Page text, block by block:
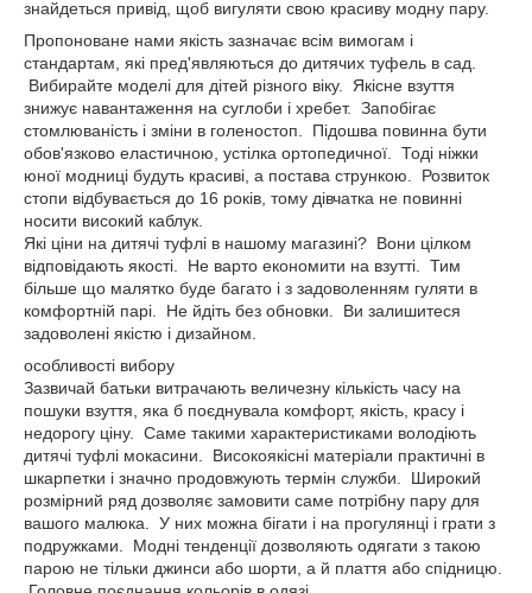
знайдеться привід, щоб вигуляти свою красиву модну пару.
Пропоноване нами якість зазначає всім вимогам і
стандартам, які пред'являються до дитячих туфель в сад.
Вибирайте моделі для дітей різного віку. Якісне взуття
знижує навантаження на суглоби і хребет. Запобігає
стомлюваність і зміни в голеностоп. Підошва повинна бути
обов'язково еластичною, устілка ортопедичної. Тоді ніжки
юної модниці будуть красиві, а постава стрункою. Розвиток
стопи відбувається до 16 років, тому дівчатка не повинні
носити високий каблук.
Які ціни на дитячі туфлі в нашому магазині? Вони цілком
відповідають якості. Не варто економити на взутті. Тим
більше що малятко буде багато і з задоволенням гуляти в
комфортній парі. Не йдіть без обновки. Ви залишитеся
задоволені якістю і дизайном.
особливості вибору
Зазвичай батьки витрачають величезну кількість часу на
пошуки взуття, яка б поєднувала комфорт, якість, красу і
недорогу ціну. Саме такими характеристиками володіють
дитячі туфлі мокасини. Високоякісні матеріали практичні в
шкарпетки і значно продовжують термін служби. Широкий
розмірний ряд дозволяє замовити саме потрібну пару для
вашого малюка. У них можна бігати і на прогулянці і грати з
подружками. Модні тенденції дозволяють одягати з такою
парою не тільки джинси або шорти, а й плаття або спідницю.